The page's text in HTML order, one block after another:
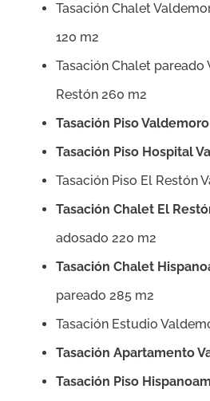
Tasación Chalet
120 m2
Tasación Chalet pareado
Restón 260 m2
Tasación Piso
Tasación Piso Hospital
Tasación Piso El Restón
Tasación Chalet El
adosado 220 m2
Tasación Chalet
pareado 285 m2
Tasación Estudio
Tasación Apartamento
Tasación Piso